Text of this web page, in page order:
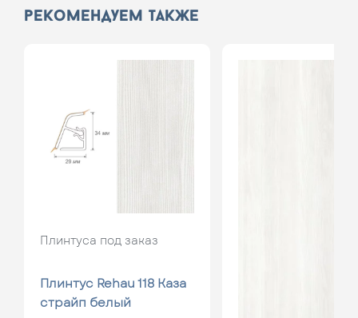
рекомендуем также
Плинтуса под заказ
Плинтус Rehau 118 Каза
страйп белый